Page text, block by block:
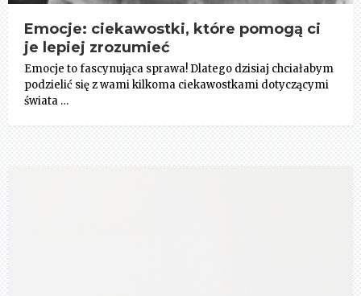
Emocje: ciekawostki, które pomogą ci
je lepiej zrozumieć
Emocje to fascynująca sprawa! Dlatego dzisiaj chciałabym
podzielić się z wami kilkoma ciekawostkami dotyczącymi
świata …